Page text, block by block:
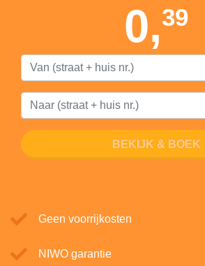
0,39
BEKIJK & BOEK
Geen voorrijkosten
NIWO garantie